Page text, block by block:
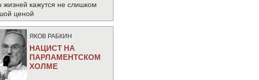
жизней кажутся не слишком
ценой
ЯКОВ РАБКИН
НАЦИСТ НА
ПАРЛАМЕНТСКОМ
ХОЛМЕ